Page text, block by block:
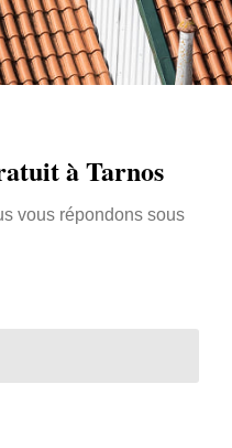
à Tarnos
vous répondons sous